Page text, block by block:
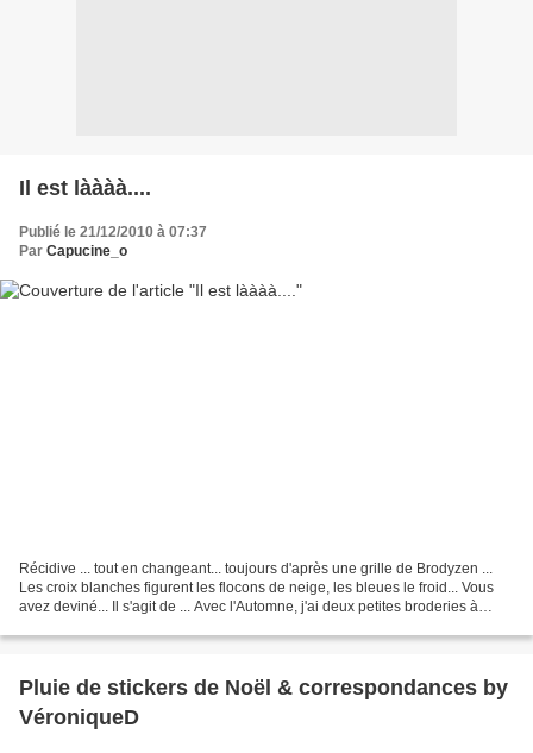
Il est làààà....
Publié le 21/12/2010 à 07:37
Par Capucine_o
Récidive ... tout en changeant... toujours d'après une grille de Brodyzen ...
Les croix blanches figurent les flocons de neige, les bleues le froid... Vous
avez deviné... Il s'agit de ... Avec l'Automne, j'ai deux petites broderies à
Pluie de stickers de Noël & correspondances by
VéroniqueD